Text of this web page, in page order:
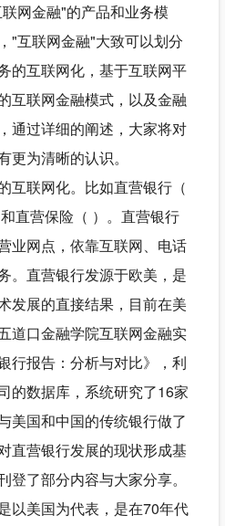
网金融"的产品和业务模
"互联网金融"大致可以划分
的互联网化，基于互联网平
互联网金融模式，以及金融
通过详细的阐述，大家将对
为清晰的认识。
互联网化。比如直营银行（
直营保险（ ）。直营银行
业网点，依靠互联网、电话
。直营银行发源于欧美，是
发展的直接结果，目前在美
道口金融学院互联网金融实
行报告：分析与对比》，利
的数据库，系统研究了16家
美国和中国的传统银行做了
直营银行发展的现状形成基
了部分内容与大家分享。
以美国为代表，是在70年代